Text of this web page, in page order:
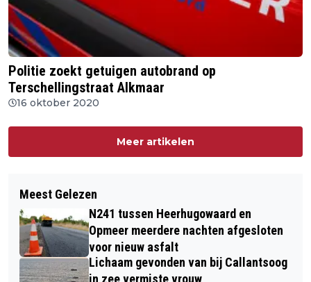
Politie zoekt getuigen autobrand op
Terschellingstraat Alkmaar
16 oktober 2020
Meer artikelen
Meest Gelezen
N241 tussen Heerhugowaard en
Opmeer meerdere nachten afgesloten
voor nieuw asfalt
Lichaam gevonden van bij Callantsoog